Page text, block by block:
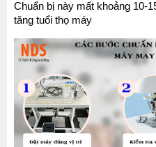
Chuẩn bị này mất khoảng 10-
tăng tuổi thọ máy